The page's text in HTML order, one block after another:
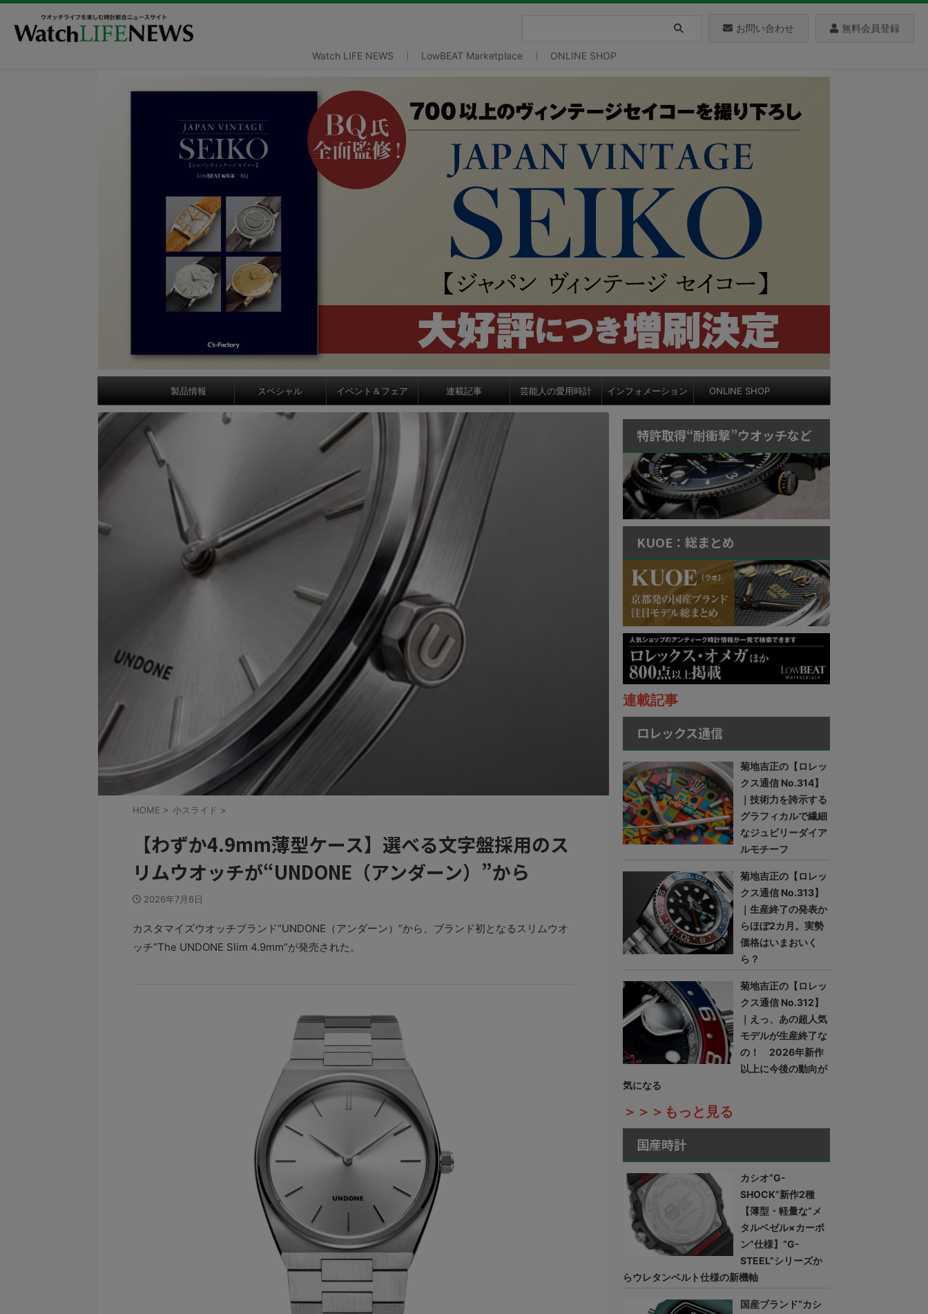
お問い合わせ 無料会員登録
Watch LIFE NEWS LowBEAT Marketplace ONLINE SHOP
製品情報 スペシャル イベント＆フェア 連載記事 芸能人の愛用時計 インフォメーション ONLINE SHOP
HOME > 小スライド >
【わずか4.9mm薄型ケース】選べる文字盤採用のス
リムウオッチが“UNDONE（アンダーン）”から
2026年7月6日
カスタマイズウオッチブランド“UNDONE（アンダーン）”から、ブランド初となるスリムウオ
ッチ“The UNDONE Slim 4.9mm”が発売された。
特許取得“耐衝撃”ウオッチなど
KUOE：総まとめ
連載記事
ロレックス通信
菊地吉正の【ロレッ
クス通信 No.314】
｜技術力を誇示する
グラフィカルで繊細
なジュビリーダイア
ルモチーフ
菊地吉正の【ロレッ
クス通信 No.313】
｜生産終了の発表か
らほぼ2カ月。実勢
価格はいまおいく
ら？
菊地吉正の【ロレッ
クス通信 No.312】
｜えっ、あの超人気
モデルが生産終了な
の！ 2026年新作
以上に今後の動向が
気になる
＞＞＞もっと見る
国産時計
カシオ“G-
SHOCK”新作2種
【薄型・軽量な“メ
タルベゼル×カーボ
ン”仕様】“G-
STEEL”シリーズか
らウレタンベルト仕様の新機軸
国産ブランド“カシ